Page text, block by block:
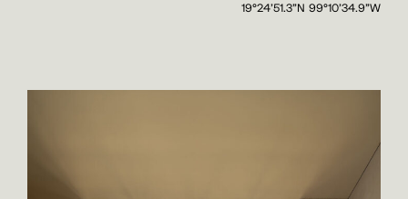
19°24'51.3"N 99°10'34.9"W